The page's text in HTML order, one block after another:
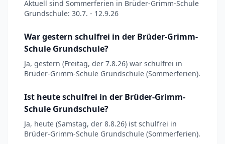
Aktuell sind Sommerferien in Brüder-Grimm-Schule
Grundschule: 30.7. - 12.9.26
War gestern schulfrei in der Brüder-Grimm-
Schule Grundschule?
Ja, gestern (Freitag, der 7.8.26) war schulfrei in
Brüder-Grimm-Schule Grundschule (Sommerferien).
Ist heute schulfrei in der Brüder-Grimm-
Schule Grundschule?
Ja, heute (Samstag, der 8.8.26) ist schulfrei in
Brüder-Grimm-Schule Grundschule (Sommerferien).